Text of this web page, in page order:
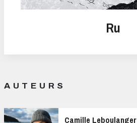
Ru
AUTEURS
Camille Leboulanger